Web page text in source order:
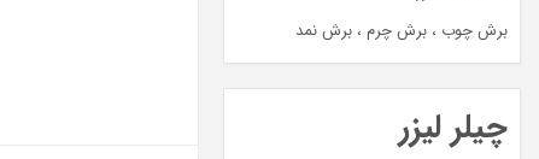
برش چوب ، برش چرم ، برش نمد
چیلر لیزر